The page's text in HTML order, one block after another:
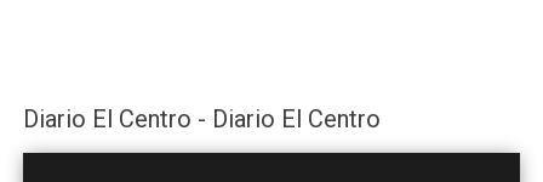
Diario El Centro - Diario El Centro